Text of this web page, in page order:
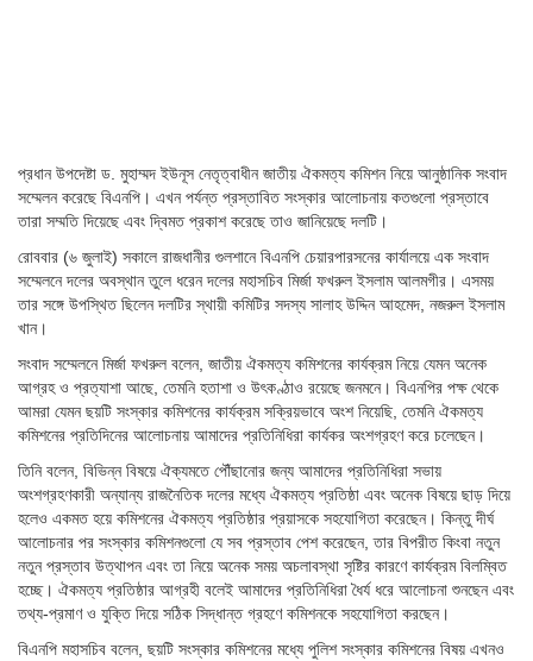
প্রধান উপদেষ্টা ড. মুহাম্মদ ইউনূস নেতৃত্বাধীন জাতীয় ঐকমত্য কমিশন নিয়ে আনুষ্ঠানিক সংবাদ
সম্মেলন করেছে বিএনপি। এখন পর্যন্ত প্রস্তাবিত সংস্কার আলোচনায় কতগুলো প্রস্তাবে
তারা সম্মতি দিয়েছে এবং দ্বিমত প্রকাশ করেছে তাও জানিয়েছে দলটি।
রোববার (৬ জুলাই) সকালে রাজধানীর গুলশানে বিএনপি চেয়ারপারসনের কার্যালয়ে এক সংবাদ
সম্মেলনে দলের অবস্থান তুলে ধরেন দলের মহাসচিব মির্জা ফখরুল ইসলাম আলমগীর। এসময়
তার সঙ্গে উপস্থিত ছিলেন দলটির স্থায়ী কমিটির সদস্য সালাহ উদ্দিন আহমেদ, নজরুল ইসলাম
খান।
সংবাদ সম্মেলনে মির্জা ফখরুল বলেন, জাতীয় ঐকমত্য কমিশনের কার্যক্রম নিয়ে যেমন অনেক
আগ্রহ ও প্রত্যাশা আছে, তেমনি হতাশা ও উৎকণ্ঠাও রয়েছে জনমনে। বিএনপির পক্ষ থেকে
আমরা যেমন ছয়টি সংস্কার কমিশনের কার্যক্রম সক্রিয়ভাবে অংশ নিয়েছি, তেমনি ঐকমত্য
কমিশনের প্রতিদিনের আলোচনায় আমাদের প্রতিনিধিরা কার্যকর অংশগ্রহণ করে চলেছেন।
তিনি বলেন, বিভিন্ন বিষয়ে ঐক্যমতে পৌঁছানোর জন্য আমাদের প্রতিনিধিরা সভায়
অংশগ্রহণকারী অন্যান্য রাজনৈতিক দলের মধ্যে ঐকমত্য প্রতিষ্ঠা এবং অনেক বিষয়ে ছাড় দিয়ে
হলেও একমত হয়ে কমিশনের ঐকমত্য প্রতিষ্ঠার প্রয়াসকে সহযোগিতা করেছেন। কিন্তু দীর্ঘ
আলোচনার পর সংস্কার কমিশনগুলো যে সব প্রস্তাব পেশ করেছেন, তার বিপরীত কিংবা নতুন
নতুন প্রস্তাব উত্থাপন এবং তা নিয়ে অনেক সময় অচলাবস্থা সৃষ্টির কারণে কার্যক্রম বিলম্বিত
হচ্ছে। ঐকমত্য প্রতিষ্ঠার আগ্রহী বলেই আমাদের প্রতিনিধিরা ধৈর্য ধরে আলোচনা শুনছেন এবং
তথ্য-প্রমাণ ও যুক্তি দিয়ে সঠিক সিদ্ধান্ত গ্রহণে কমিশনকে সহযোগিতা করছেন।
বিএনপি মহাসচিব বলেন, ছয়টি সংস্কার কমিশনের মধ্যে পুলিশ সংস্কার কমিশনের বিষয় এখনও